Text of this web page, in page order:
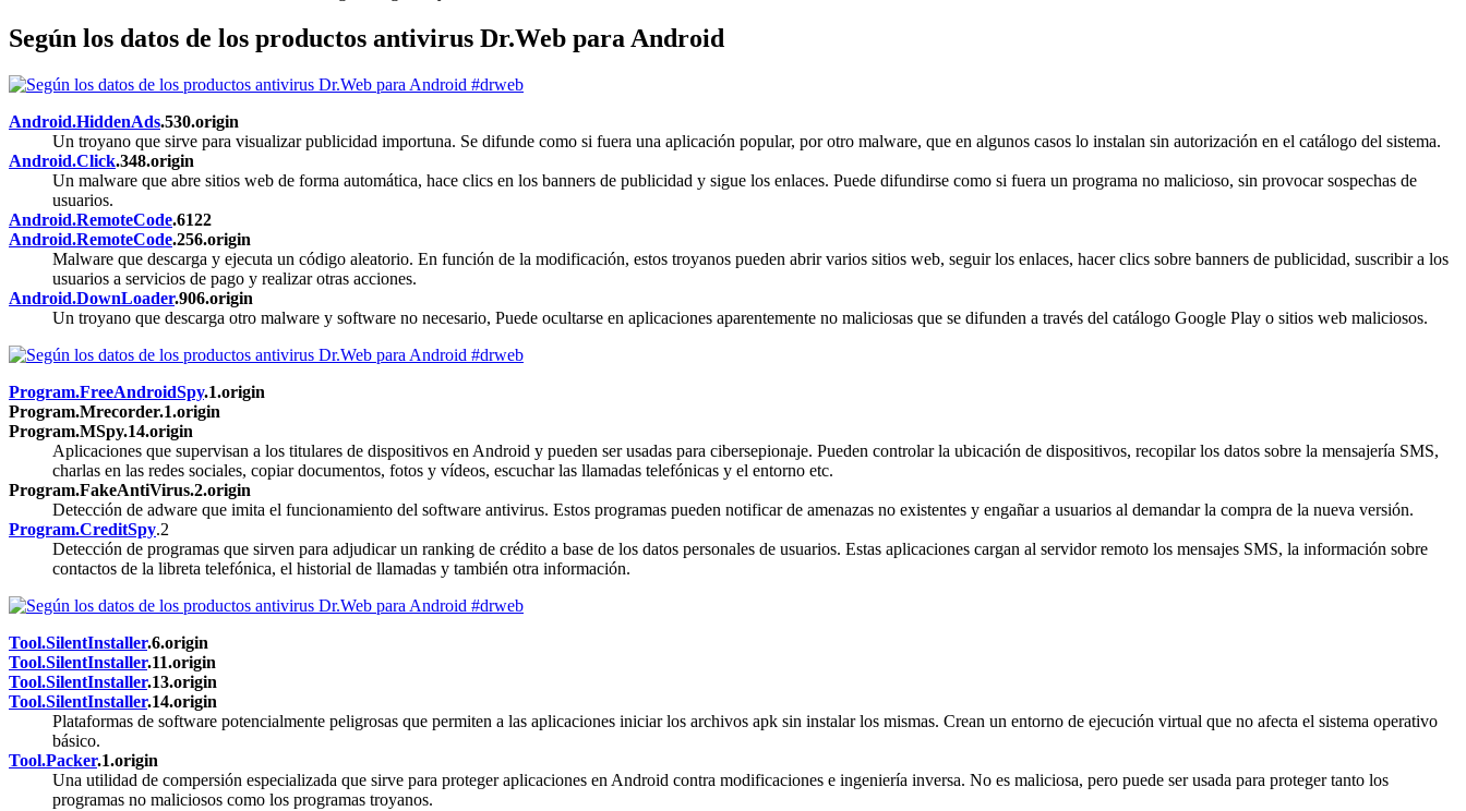
Según los datos de los productos antivirus Dr.Web para Android
Android.HiddenAds.530.origin
Un troyano que sirve para visualizar publicidad importuna. Se difunde como si fuera una aplicación popular, por otro malware, que en algunos casos lo instalan sin autorización en el catálogo del sistema.
Android.Click.348.origin
Un malware que abre sitios web de forma automática, hace clics en los banners de publicidad y sigue los enlaces. Puede difundirse como si fuera un programa no malicioso, sin provocar sospechas de
usuarios.
Android.RemoteCode.6122
Android.RemoteCode.256.origin
Malware que descarga y ejecuta un código aleatorio. En función de la modificación, estos troyanos pueden abrir varios sitios web, seguir los enlaces, hacer clics sobre banners de publicidad, suscribir a los
usuarios a servicios de pago y realizar otras acciones.
Android.DownLoader.906.origin
Un troyano que descarga otro malware y software no necesario, Puede ocultarse en aplicaciones aparentemente no maliciosas que se difunden a través del catálogo Google Play o sitios web maliciosos.
Program.FreeAndroidSpy.1.origin
Program.Mrecorder.1.origin
Program.MSpy.14.origin
Aplicaciones que supervisan a los titulares de dispositivos en Android y pueden ser usadas para cibersepionaje. Pueden controlar la ubicación de dispositivos, recopilar los datos sobre la mensajería SMS,
charlas en las redes sociales, copiar documentos, fotos y vídeos, escuchar las llamadas telefónicas y el entorno etc.
Program.FakeAntiVirus.2.origin
Detección de adware que imita el funcionamiento del software antivirus. Estos programas pueden notificar de amenazas no existentes y engañar a usuarios al demandar la compra de la nueva versión.
Program.CreditSpy.2
Detección de programas que sirven para adjudicar un ranking de crédito a base de los datos personales de usuarios. Estas aplicaciones cargan al servidor remoto los mensajes SMS, la información sobre
contactos de la libreta telefónica, el historial de llamadas y también otra información.
Tool.SilentInstaller.6.origin
Tool.SilentInstaller.11.origin
Tool.SilentInstaller.13.origin
Tool.SilentInstaller.14.origin
Plataformas de software potencialmente peligrosas que permiten a las aplicaciones iniciar los archivos apk sin instalar los mismas. Crean un entorno de ejecución virtual que no afecta el sistema operativo
básico.
Tool.Packer.1.origin
Una utilidad de compersión especializada que sirve para proteger aplicaciones en Android contra modificaciones e ingeniería inversa. No es maliciosa, pero puede ser usada para proteger tanto los
programas no maliciosos como los programas troyanos.